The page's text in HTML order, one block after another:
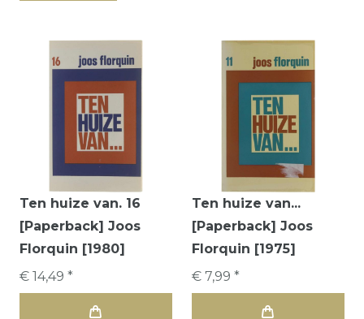
Ten huize van. 16
[Paperback] Joos
Florquin [1980]
€ 14,49 *
Ten huize van...
[Paperback] Joos
Florquin [1975]
€ 7,99 *